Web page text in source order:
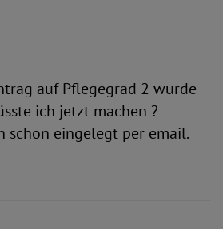
auf Pflegegrad 2 wurde
ich jetzt machen ?
schon eingelegt per email.